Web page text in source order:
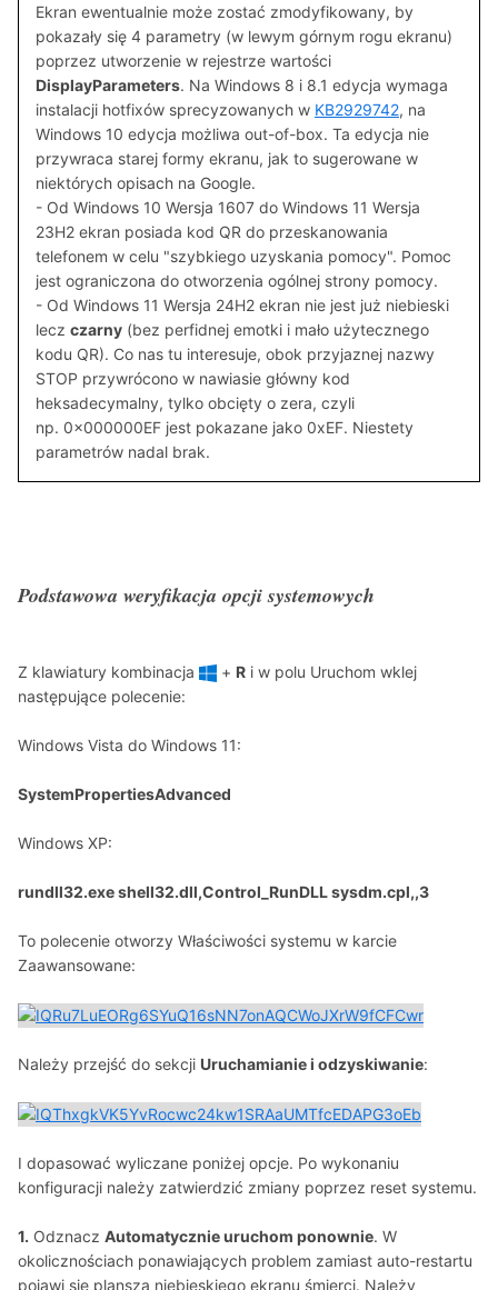
Ekran ewentualnie może zostać zmodyfikowany, by
pokazały się 4 parametry (w lewym górnym rogu ekranu)
poprzez utworzenie w rejestrze wartości
DisplayParameters. Na Windows 8 i 8.1 edycja wymaga
instalacji hotfixów sprecyzowanych w KB2929742, na
Windows 10 edycja możliwa out-of-box. Ta edycja nie
przywraca starej formy ekranu, jak to sugerowane w
niektórych opisach na Google.
- Od Windows 10 Wersja 1607 do Windows 11 Wersja
23H2 ekran posiada kod QR do przeskanowania
telefonem w celu "szybkiego uzyskania pomocy". Pomoc
jest ograniczona do otworzenia ogólnej strony pomocy.
- Od Windows 11 Wersja 24H2 ekran nie jest już niebieski
lecz czarny (bez perfidnej emotki i mało użytecznego
kodu QR). Co nas tu interesuje, obok przyjaznej nazwy
STOP przywrócono w nawiasie główny kod
heksadecymalny, tylko obcięty o zera, czyli
np. 0x000000EF jest pokazane jako 0xEF. Niestety
parametrów nadal brak.
Podstawowa weryfikacja opcji systemowych
Z klawiatury kombinacja + R i w polu Uruchom wklej
następujące polecenie:
Windows Vista do Windows 11:
SystemPropertiesAdvanced
Windows XP:
rundll32.exe shell32.dll,Control_RunDLL sysdm.cpl,,3
To polecenie otworzy Właściwości systemu w karcie
Zaawansowane:
Należy przejść do sekcji Uruchamianie i odzyskiwanie:
I dopasować wyliczane poniżej opcje. Po wykonaniu
konfiguracji należy zatwierdzić zmiany poprzez reset systemu.
1. Odznacz Automatycznie uruchom ponownie. W
okolicznościach ponawiających problem zamiast auto-restartu
pojawi się plansza niebieskiego ekranu śmierci. Należy